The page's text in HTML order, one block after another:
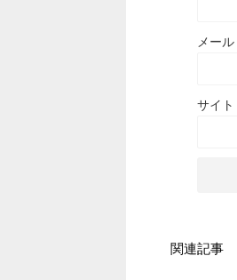
メール
サイト
関連記事